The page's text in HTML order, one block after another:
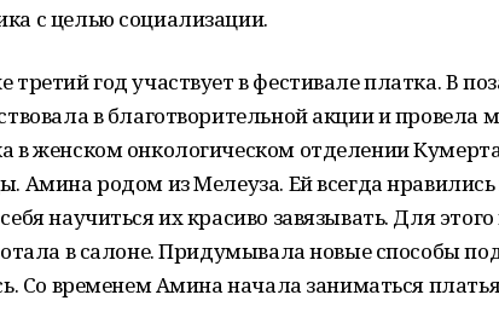
с целью социализации.
третий год участвует в фестивале платка. В
в благотворительной акции и провела
в женском онкологическом отделении
Амина родом из Мелеуза. Ей всегда
научиться их красиво завязывать. Для
в салоне. Придумывала новые способы
Со временем Амина начала заниматься